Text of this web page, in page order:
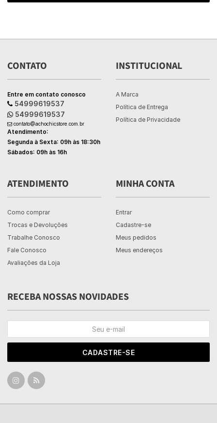
CONTATO
Entre em contato conosco
54999619537
54999619537
contato@achochicstore.com.br
Atendimento:
Segunda à Sexta: 09h às 18:30h
Sábados: 09h às 16h
INSTITUCIONAL
A Marca
Política de Entrega
Política de Privacidade
ATENDIMENTO
Como comprar
Trocas e Devoluções
Trabalhe Conosco
Fale Conosco
Avaliações da Loja
MINHA CONTA
Entrar
Cadastre-se
Meus pedidos
Meus endereços
RECEBA NOSSAS NOVIDADES
CADASTRE-SE